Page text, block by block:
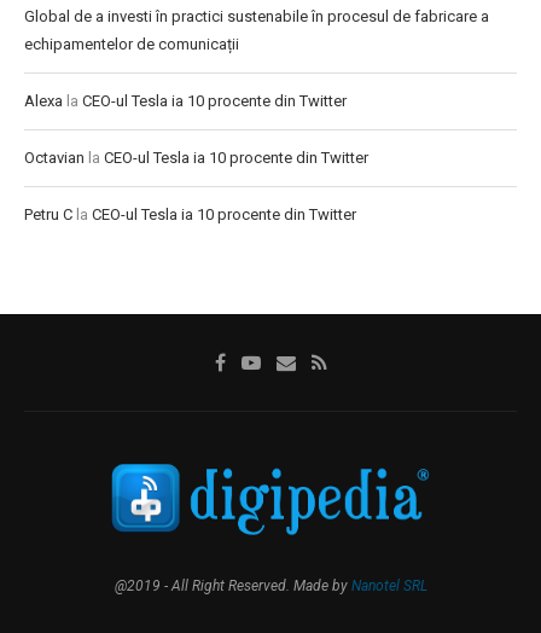
Global de a investi în practici sustenabile în procesul de fabricare a
echipamentelor de comunicații
Alexa la CEO-ul Tesla ia 10 procente din Twitter
Octavian la CEO-ul Tesla ia 10 procente din Twitter
Petru C la CEO-ul Tesla ia 10 procente din Twitter
@2019 - All Right Reserved. Made by Nanotel SRL